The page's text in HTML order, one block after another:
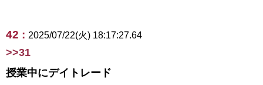
42 : 2025/07/22(火) 18:17:27.64
>>31
授業中にデイトレード